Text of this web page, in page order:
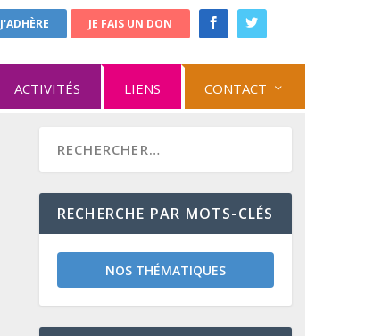
J'ADHÈRE JE FAIS UN DON
ACTIVITÉS LIENS CONTACT
RECHERCHE PAR MOTS-CLÉS
NOS THÉMATIQUES